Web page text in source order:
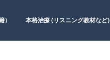
） 本格治療 (リスニング教材など)